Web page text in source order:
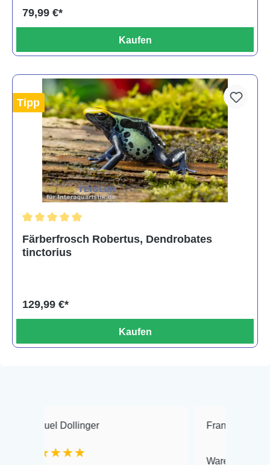
79,99 €*
Kaufen
Tipp
Färberfrosch Robertus, Dendrobates
tinctorius
129,99 €*
Kaufen
Dollinger Frank Hackmayer
Warenanlieferung Top